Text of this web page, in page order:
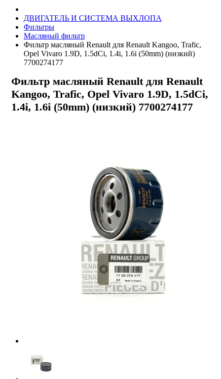
ДВИГАТЕЛЬ И СИСТЕМА ВЫХЛОПА
Фильтры
Масляный фильтр
Фильтр масляный Renault для Renault Kangoo, Trafic,
Opel Vivaro 1.9D, 1.5dCi, 1.4i, 1.6i (50mm) (низкий)
7700274177
Фильтр масляный Renault для Renault
Kangoo, Trafic, Opel Vivaro 1.9D, 1.5dCi,
1.4i, 1.6i (50mm) (низкий) 7700274177